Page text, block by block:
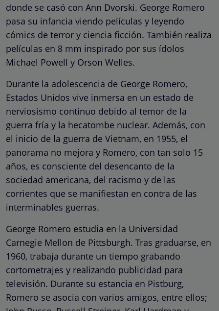
donde se casó con Ann Dvorski. George Romero
pasa su infancia viendo películas y leyendo
cómics de terror y ciencia ficción. También realiza
películas en 8 mm inspirado por sus ídolos
Michael Powell y Orson Welles.
Durante la adolescencia de George Romero,
Estados Unidos vive inmersa en un estado de
nerviosismo continuo debido al temor de la
guerra fría y la hecatombe nuclear. Además, con
el inicio de la guerra de Vietnam, en 1955, el
panorama no mejora y Romero, con tan solo 15
años, es consciente del desencanto de la
sociedad americana, del racismo y de las
corrientes que se manifiestan en contra de las
interminables guerras.
George Romero estudia en la Universidad
Carnegie Mellon de Pittsburgh. Tras graduarse, en
1960, trabaja durante un tiempo grabando
cortometrajes y realizando publicidad para
televisión. Durante su estancia en Pistburg,
Romero se asocia con varios amigos, entre ellos;